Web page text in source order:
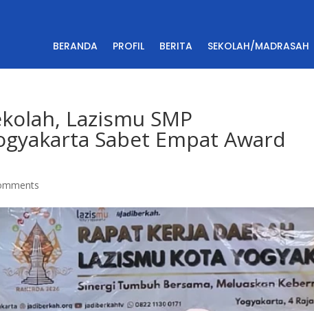
BERANDA PROFIL BERITA SEKOLAH/MADRASAH
Lazismu SMP
Sabet Empat Award